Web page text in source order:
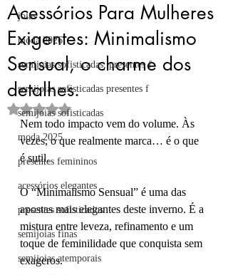
joias
moda 2026
semijoias sofisticadas, presentes f
semijoias sofisticadas presentes f
semijoias sofisticadas
moda 2025
presentes femininos
acessórios elegantes
presentes sofisticados
semijoias finas
semijoias atemporais
Acessórios Para Mulheres
Exigentes: Minimalismo
Sensual, o charme dos
detalhes.
Avaliado com NaN de 5 estrelas.
Nem todo impacto vem do volume. Às
vezes, o que realmente marca… é o que
é sutil.
O “Minimalismo Sensual” é uma das
apostas mais elegantes deste inverno. É a
mistura entre leveza, refinamento e um
toque de feminilidade que conquista sem
exageros.